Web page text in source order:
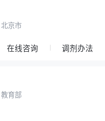
北京市
在线咨询 调剂办法
教育部